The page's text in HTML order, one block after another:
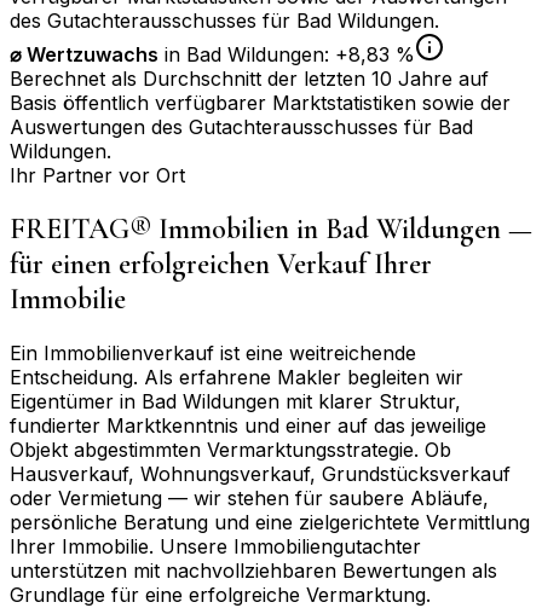
des Gutachterausschusses für Bad Wildungen.
⌀ Wertzuwachs in Bad Wildungen: +8,83 %
Berechnet als Durchschnitt der letzten 10 Jahre auf
Basis öffentlich verfügbarer Marktstatistiken sowie der
Auswertungen des Gutachterausschusses für Bad
Wildungen.
Ihr Partner vor Ort
FREITAG® Immobilien in Bad Wildungen —
für einen erfolgreichen Verkauf Ihrer
Immobilie
Ein Immobilienverkauf ist eine weitreichende
Entscheidung. Als erfahrene Makler begleiten wir
Eigentümer in Bad Wildungen mit klarer Struktur,
fundierter Marktkenntnis und einer auf das jeweilige
Objekt abgestimmten Vermarktungsstrategie. Ob
Hausverkauf, Wohnungsverkauf, Grundstücksverkauf
oder Vermietung — wir stehen für saubere Abläufe,
persönliche Beratung und eine zielgerichtete Vermittlung
Ihrer Immobilie. Unsere Immobiliengutachter
unterstützen mit nachvollziehbaren Bewertungen als
Grundlage für eine erfolgreiche Vermarktung.